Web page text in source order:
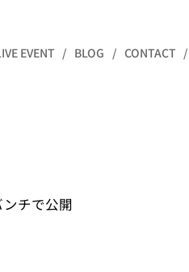
EVENT BLOG CONTACT
チで公開